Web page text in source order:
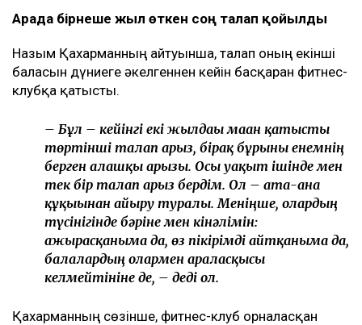
Арада бірнеше жыл өткен соң талап қойылды
Назым Қахарманның айтуынша, талап оның екінші
баласын дүниеге әкелгеннен кейін басқарған фитнес-
клубқа қатысты.
– Бұл – кейінгі екі жылдағы маған қатысты
төртінші талап арыз, бірақ бұрынғы енемнің
берген алғашқы арызы. Осы уақыт ішінде мен
тек бір талап арыз бердім. Ол – ата-ана
құқығынан айыру туралы. Меніңше, олардың
түсінігінде бәріне мен кінәлімін:
ажырасқаныма да, өз пікірімді айтқаныма да,
балалардың олармен араласқысы
келмейтініне де, – деді ол.
Қахарманның сөзінше, фитнес-клуб орналасқан